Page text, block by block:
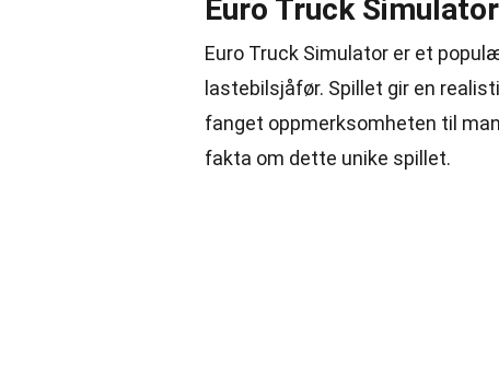
Euro Truck
Euro Truck Simulator er et
lastebilsjåfør. Spillet gir en
fanget oppmerksomheten til
fakta om dette unike spillet.